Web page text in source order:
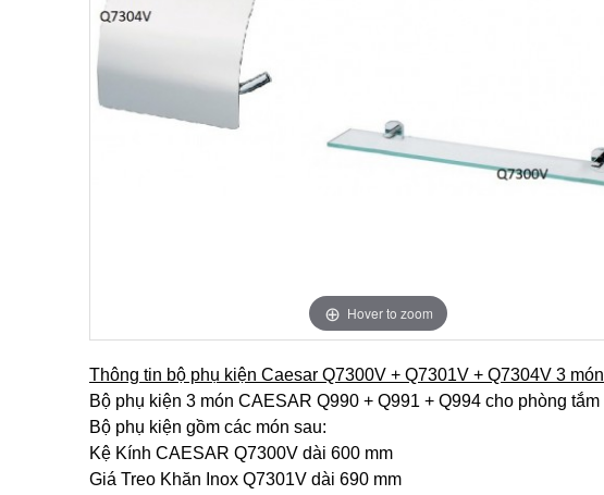
Hover to zoom
Thông tin bộ phụ kiện Caesar Q7300V + Q7301V + Q7304V 3 món
Bộ phụ kiện 3 món CAESAR Q990 + Q991 + Q994 cho phòng tắm
Bộ phụ kiện gồm các món sau:
Kệ Kính CAESAR Q7300V dài 600 mm
Giá Treo Khăn Inox Q7301V dài 690 mm